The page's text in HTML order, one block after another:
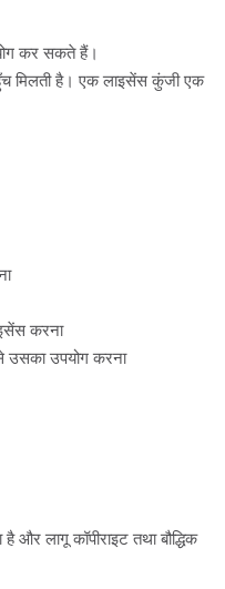
कर सकते हैं।
मिलती है। एक लाइसेंस कुंजी एक
करना
उपयोग करना
लागू कॉपीराइट तथा बौद्धिक